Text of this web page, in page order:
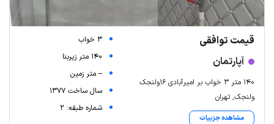
قیمت توافقی
آپارتمان
140 متر 3 خواب بر امیرآبادی 16ولنجک
ولنجک, تهران
مشاهده جزییات
3 خواب
140 متر زیربنا
-- متر زمین
سال ساخت 1377
شماره طبقه: 2